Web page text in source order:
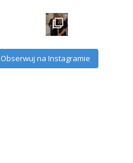
Obserwuj na Instagramie